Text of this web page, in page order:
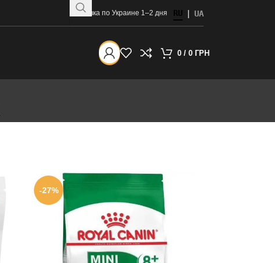
Доставка по Украине 1–2 дня RU UA
0 / 0 ГРН
-27%